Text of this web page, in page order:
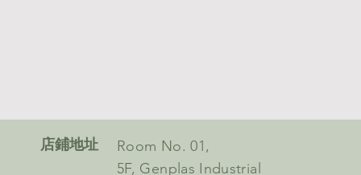
​店鋪地址
Room No. 01,
5F, Genplas Industrial